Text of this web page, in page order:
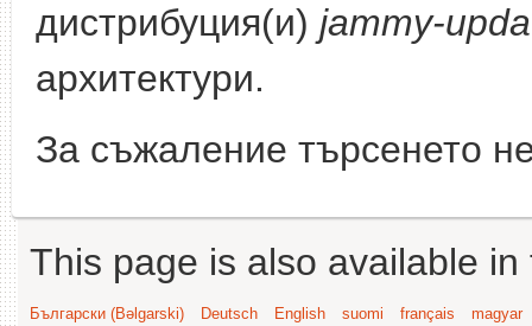
дистрибуция(и) jammy-
архитектури.
За съжаление търсенето
This page is also available
Български (Bəlgarski) Deutsch English suomi français
magyar